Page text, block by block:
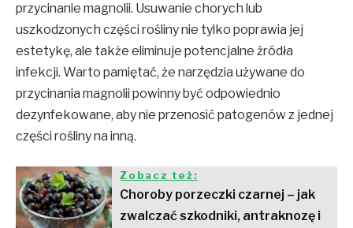
przycinanie magnolii. Usuwanie chorych lub
uszkodzonych części rośliny nie tylko poprawia jej
estetykę, ale także eliminuje potencjalne źródła
infekcji. Warto pamiętać, że narzędzia używane do
przycinania magnolii powinny być odpowiednio
dezynfekowane, aby nie przenosić patogenów z jednej
części rośliny na inną.
Zobacz też:
Choroby porzeczki czarnej – jak
zwalczać szkodniki, antraknozę i